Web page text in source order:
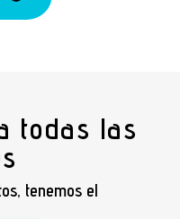
todas las
tenemos el